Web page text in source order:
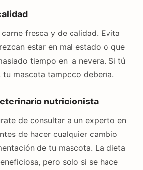
fresca y de calidad. Evita
estar en mal estado o que
tiempo en la nevera. Si tú
tu mascota tampoco debería.
nutricionista
de consultar a un experto en
de hacer cualquier cambio
de tu mascota. La dieta
pero solo si se hace